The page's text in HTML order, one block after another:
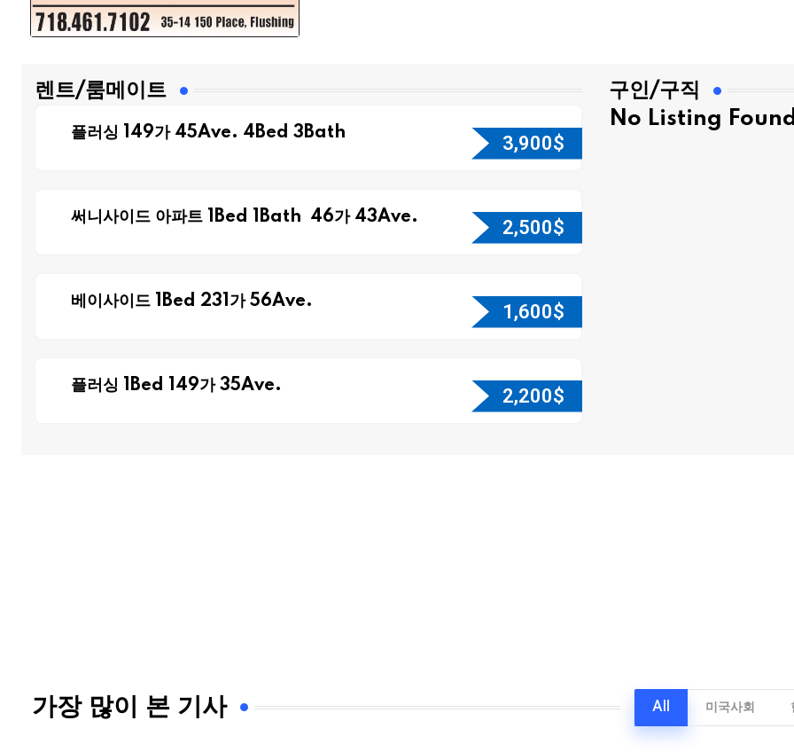
렌트/룸메이트
플러싱 149가 45Ave. 4Bed 3Bath 3,900$
써니사이드 아파트 1Bed 1Bath 46가 43Ave. 2,500$
베이사이드 1Bed 231가 56Ave. 1,600$
플러싱 1Bed 149가 35Ave. 2,200$
구인/구직
No Listing
가장 많이 본 기사 All 미국사회